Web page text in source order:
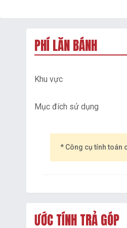
PHÍ LĂN BÁNH
Khu vực
Mục đích sử dụng
* Công cụ tính toán
ƯỚC TÍNH TRẢ GÓP